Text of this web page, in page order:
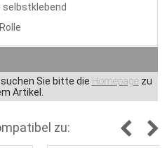
selbstklebend
Sie bitte die Homepagezu
Artikel.
zu: